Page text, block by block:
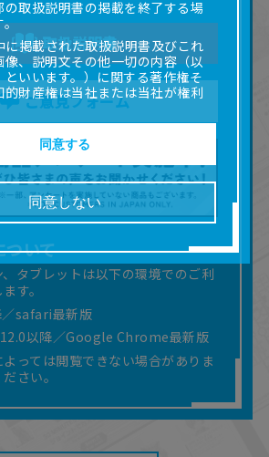
取扱説明書
ご意見フォーム
ついて
タブレットは以下の環境でのご利
す。
／safari最新版
以降／Google Chrome最新版
っては閲覧できない場合がありま
さい。
の取扱説明書の掲載を終了する場
。
掲載された取扱説明書及びこれ
像、説明文その他一切の内容（以
といいます。）に関する著作権そ
的財産権は当社または当社が権利
る第三者に帰属します。
ビス内の意見投稿の目的での画像
ます。）を超えて使用（複製、
掲示、頒布、配信、販売、出版等
限りません。）することは禁止
扱説明書は、お客様が購入され
されたものと異なる場合がありま
変更などにより、取扱説明書の
変更される場合があります。
明書の正確性確保に努めており
説明書の完全性を保証するもので
環境によっては、本サービスを
用したこと、または利用できな
同意しない
同意する